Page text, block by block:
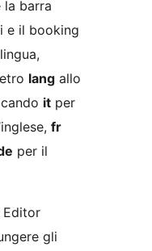
la barra
e il booking
lang allo
it per
fr
per il
Editor
gli